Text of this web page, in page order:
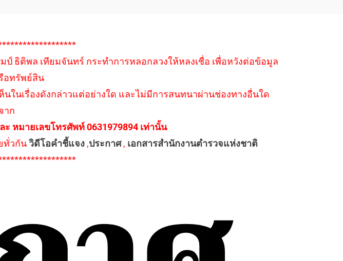
ธิติพล เทียมจันทร์ กระทำการหลอกลวงให้หลงเชื่อ เพื่อหวังต่อข้อมูล
อทรัพย์สิน
ในเรื่องดังกล่าวแต่อย่างใด และไม่มีการสนทนาผ่านช่องทางอื่นใด
าก
หมายเลขโทรศัพท์ 0631979894 เท่านั้น
ทั่วกันวิดีโอคำชี้แจง,ประกาศ, เอกสารสำนักงานตำรวจแห่งชาติ